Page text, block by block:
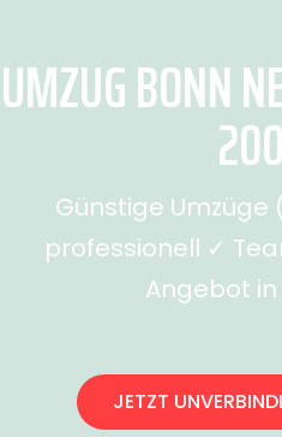
UMZUG BONN
Günstige Umzüge
professionell ✓
Angebot in
JETZT